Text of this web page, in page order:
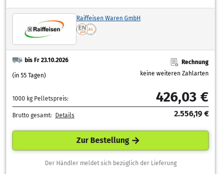
Raiffeisen Waren GmbH
bis Fr 23.10.2026
(in 55 Tagen)
Rechnung
keine weiteren Zahlarten
1000 kg Pelletspreis: 426,03 €
Brutto gesamt: Details 2.556,19 €
Zur Bestellung
Der Händler meldet sich bezüglich der Lieferung